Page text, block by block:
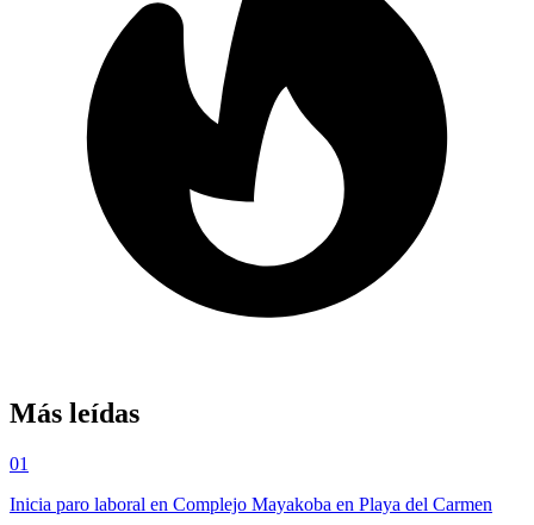
Más leídas
01
Inicia paro laboral en Complejo Mayakoba en Playa del Carmen